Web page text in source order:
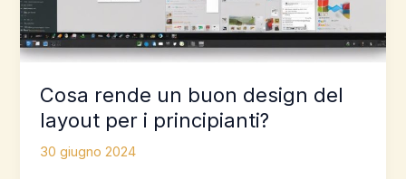
layout
Cosa rende un buon design del
layout per i principianti?
30 giugno 2024